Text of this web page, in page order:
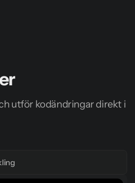
utför kodändringar direkt i